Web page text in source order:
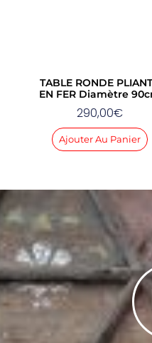
TABLE RONDE
EN FER Diamètre
290,00€
Ajouter Au Panier